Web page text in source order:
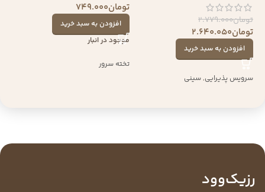
تومان2.779.000
تومان2.640.050
افزودن به سبد خرید
سرویس پذیرایی,سینی
تومان749.000
افزودن به سبد خرید
موجود در انبار
تخته سرور
رزیک‌وود